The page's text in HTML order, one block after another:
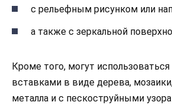
с рельефным рисунком или
а также с зеркальной
Кроме того, могут использоваться
вставками в виде дерева,
металла и с пескоструйными